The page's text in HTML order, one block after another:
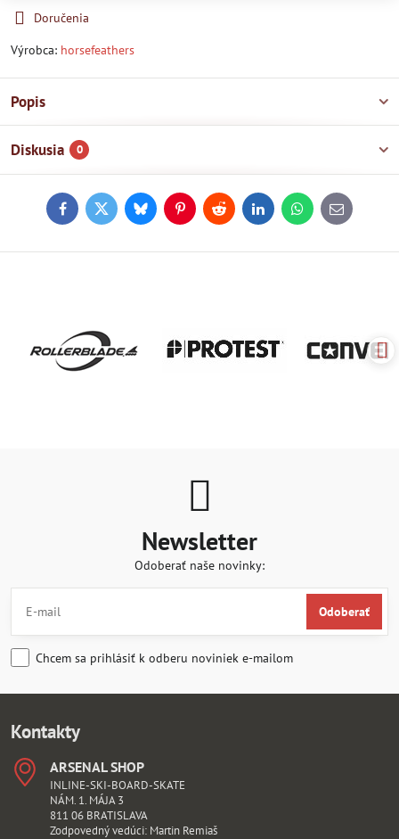
Doručenia
Výrobca: horsefeathers
Popis
Diskusia 0
FacebookTwitterBlueskyPinterestReddit LinkedInWhatsApp
E-
mail
Newsletter
Odoberať naše novinky:
Odoberať
Chcem sa prihlásiť k odberu noviniek e-mailom
Kontakty
ARSENAL SHOP
INLINE-SKI-BOARD-SKATE
NÁM. 1. MÁJA 3
811 06 BRATISLAVA
Zodpovedný vedúci: Martin Remiaš